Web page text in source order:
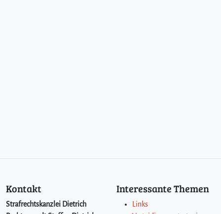
Kontakt
Strafrechtskanzlei Dietrich
Interessante Themen
Links